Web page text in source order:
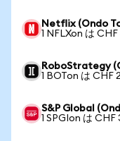
Netflix (Ondo
1 NFLXon は
RoboStrategy
1 BOTon は CHF
S&P Global
1 SPGIon は